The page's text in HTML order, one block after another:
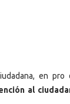
en
al